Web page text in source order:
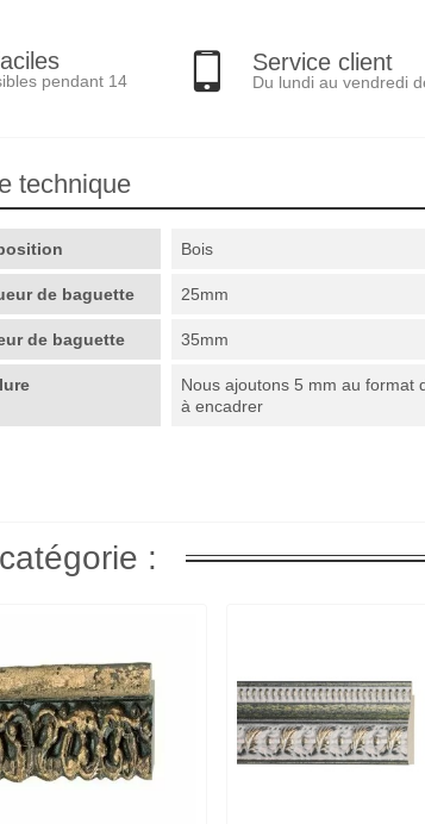
pendant 14
Service client
Du lundi au vendredi
technique
Bois
de baguette 25mm
de baguette 35mm
Nous ajoutons 5 mm au format
à encadrer
: